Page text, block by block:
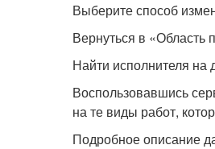
Выберите способ
Вернуться в «Область
Найти исполнителя
Воспользовавшись
на те виды работ,
Подробное описание